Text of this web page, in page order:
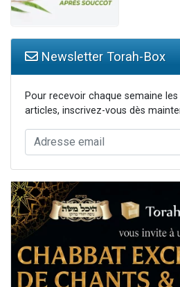
Newsletter Torah-Box
Pour recevoir chaque semaine
articles, inscrivez-vous dès